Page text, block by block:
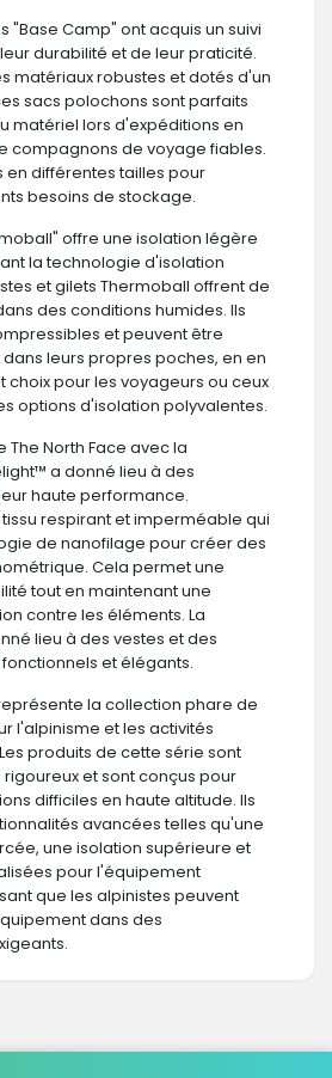
"Base Camp" ont acquis un suivi
durabilité et de leur praticité.
matériaux robustes et dotés d'un
sacs polochons sont parfaits
matériel lors d'expéditions en
compagnons de voyage fiables.
en différentes tailles pour
besoins de stockage.
offre une isolation légère
la technologie d'isolation
et gilets Thermoball offrent de
des conditions humides. Ils
et peuvent être
leurs propres poches, en en
choix pour les voyageurs ou ceux
options d'isolation polyvalentes.
The North Face avec la
a donné lieu à des
haute performance.
respirant et imperméable qui
de nanofilage pour créer des
Cela permet une
tout en maintenant une
contre les éléments. La
lieu à des vestes et des
et élégants.
la collection phare de
l'alpinisme et les activités
produits de cette série sont
et sont conçus pour
difficiles en haute altitude. Ils
avancées telles qu'une
une isolation supérieure et
pour l'équipement
que les alpinistes peuvent
dans des